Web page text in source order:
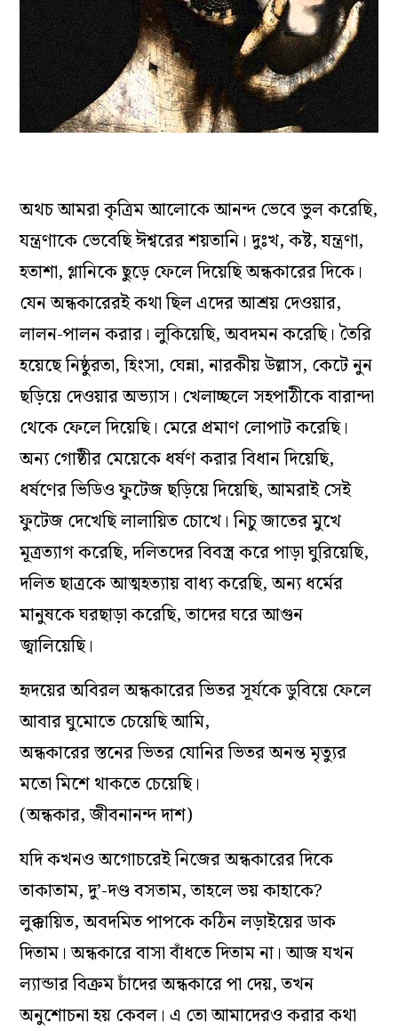
অথচ আমরা কৃত্রিম আলোকে আনন্দ ভেবে ভুল করেছি,
যন্ত্রণাকে ভেবেছি ঈশ্বরের শয়তানি। দুঃখ, কষ্ট, যন্ত্রণা,
হতাশা, গ্লানিকে ছুড়ে ফেলে দিয়েছি অন্ধকারের দিকে।
যেন অন্ধকারেরই কথা ছিল এদের আশ্রয় দেওয়ার,
লালন-পালন করার। লুকিয়েছি, অবদমন করেছি। তৈরি
হয়েছে নিষ্ঠুরতা, হিংসা, ঘেন্না, নারকীয় উল্লাস, কেটে নুন
ছড়িয়ে দেওয়ার অভ‌্যাস। খেলাচ্ছলে সহপাঠীকে বারান্দা
থেকে ফেলে দিয়েছি। মেরে প্রমাণ লোপাট করেছি।
অন‌্য গোষ্ঠীর মেয়েকে ধর্ষণ করার বিধান দিয়েছি,
ধর্ষণের ভিডিও ফুটেজ ছড়িয়ে দিয়েছি, আমরাই সেই
ফুটেজ দেখেছি লালায়িত চোখে। নিচু জাতের মুখে
মূত্রত‌্যাগ করেছি, দলিতদের বিবস্ত্র করে পাড়া ঘুরিয়েছি,
দলিত ছাত্রকে আত্মহত‌্যায় বাধ‌্য করেছি, অন‌্য ধর্মের
মানুষকে ঘরছাড়া করেছি, তাদের ঘরে আগুন
জ্বালিয়েছি।
হৃদয়ের অবিরল অন্ধকারের ভিতর সূর্যকে ডুবিয়ে ফেলে
আবার ঘুমোতে চেয়েছি আমি,
অন্ধকারের স্তনের ভিতর যোনির ভিতর অনন্ত মৃত্যুর
মতো মিশে থাকতে চেয়েছি।
(অন্ধকার, জীবনানন্দ দাশ)
যদি কখনও অগোচরেই নিজের অন্ধকারের দিকে
তাকাতাম, দু’-দণ্ড বসতাম, তাহলে ভয় কাহাকে?
লুক্কায়িত, অবদমিত পাপকে কঠিন লড়াইয়ের ডাক
দিতাম। অন্ধকারে বাসা বাঁধতে দিতাম না। আজ যখন
ল‌্যান্ডার বিক্রম চাঁদের অন্ধকারে পা দেয়, তখন
অনুশোচনা হয় কেবল। এ তো আমাদেরও করার কথা